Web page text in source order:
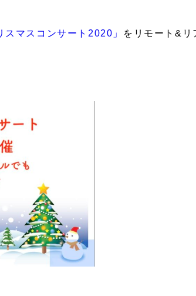
スマスコンサート2020」
をリモート&